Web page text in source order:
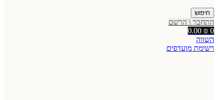
חיפוש
התחבר \ הרשם
0
0.00 ₪
השווה
רשימת מועדפים